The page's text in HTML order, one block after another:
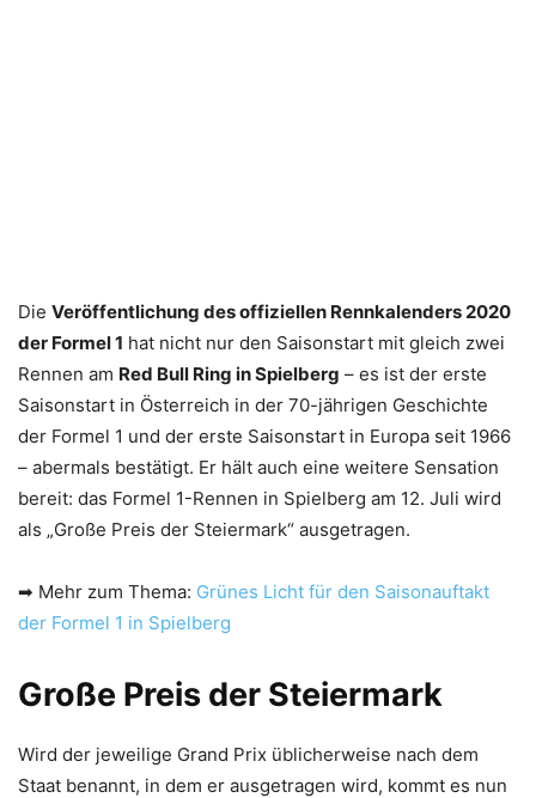
Die Veröffentlichung des offiziellen Rennkalenders 2020
der Formel 1 hat nicht nur den Saisonstart mit gleich zwei
Rennen am Red Bull Ring in Spielberg – es ist der erste
Saisonstart in Österreich in der 70-jährigen Geschichte
der Formel 1 und der erste Saisonstart in Europa seit 1966
– abermals bestätigt. Er hält auch eine weitere Sensation
bereit: das Formel 1-Rennen in Spielberg am 12. Juli wird
als „Große Preis der Steiermark“ ausgetragen.
➡ Mehr zum Thema: Grünes Licht für den Saisonauftakt
der Formel 1 in Spielberg
Große Preis der Steiermark
Wird der jeweilige Grand Prix üblicherweise nach dem
Staat benannt, in dem er ausgetragen wird, kommt es nun